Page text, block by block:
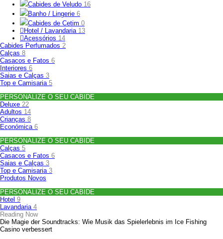
Cabides de Veludo 16
Banho / Lingerie 6
Cabides de Cetim 0
Hotel / Lavandaria 13
Acessórios 14
Cabides Perfumados 2
Calças 8
Casacos e Fatos 6
Interiores 6
Saias e Calças 3
Top e Camisaria 5
PERSONALIZE O SEU CABIDE
Deluxe 22
Adultos 14
Crianças 8
Económica 6
PERSONALIZE O SEU CABIDE
Calças 5
Casacos e Fatos 6
Saias e Calças 3
Top e Camisaria 3
Produtos Novos
PERSONALIZE O SEU CABIDE
Hotel 9
Lavandaria 4
Reading Now
Die Magie der Soundtracks: Wie Musik das Spielerlebnis im Ice Fishing
Casino verbessert